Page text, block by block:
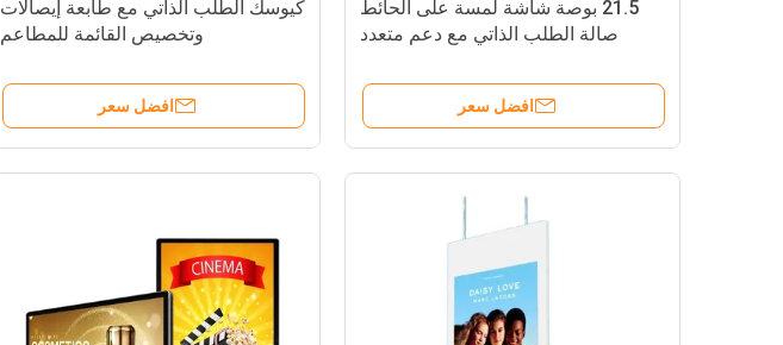
كيوسك الطلب الذاتي مع طابعة إيصالات
وتخصيص القائمة للمطاعم
افضل سعر
21.5 بوصة شاشة لمسة على الحائط
صالة الطلب الذاتي مع دعم متعدد
افضل سعر